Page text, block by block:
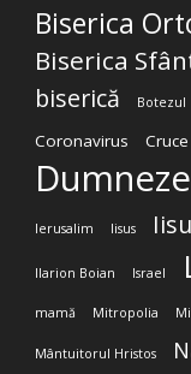
Biserica
Biserica
biserică Botezul
Coronavirus
Cruce
Ierusalim Iisus
Ilarion Boian Israel
mamă Mitropolia
Mântuitorul Hristos